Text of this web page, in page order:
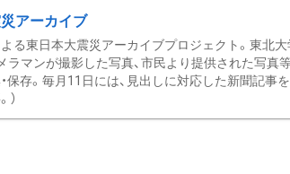
アーカイブ
る東日本大震災アーカイブプロジェクト。東北
ラマンが撮影した写真、市民より提供された写
保存。毎月11日には、見出しに対応した新聞記事
）